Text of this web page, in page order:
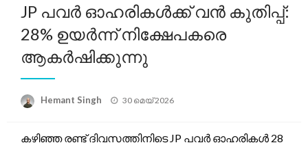
JP പവർ ഓഹരികൾക്ക് വൻ കുതിപ്പ്:
28% ഉയർന്ന് നിക്ഷേപകരെ
ആകർഷിക്കുന്നു
Hemant Singh
Posted
30 മെയ്‌ 2026
കഴിഞ്ഞ രണ്ട് ദിവസത്തിനിടെ JP പവർ ഓഹരികൾ 28